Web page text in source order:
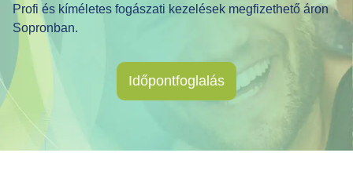
Profi és kíméletes fogászati kezelések megfizethető áron
Sopronban.
Időpontfoglalás